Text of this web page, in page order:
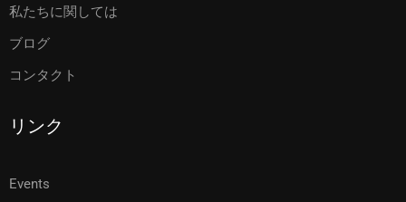
私たちに関しては
ブログ
コンタクト
リンク
Events